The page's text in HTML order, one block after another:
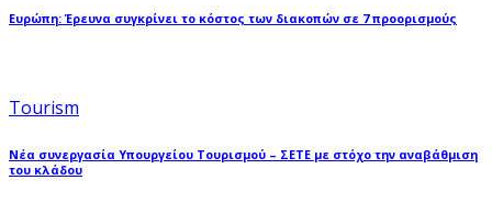
Ευρώπη: Έρευνα συγκρίνει το κόστος των διακοπών σε 7 προορισμούς
Tourism
Νέα συνεργασία Υπουργείου Τουρισμού – ΣΕΤΕ με στόχο την αναβάθμιση
του κλάδου